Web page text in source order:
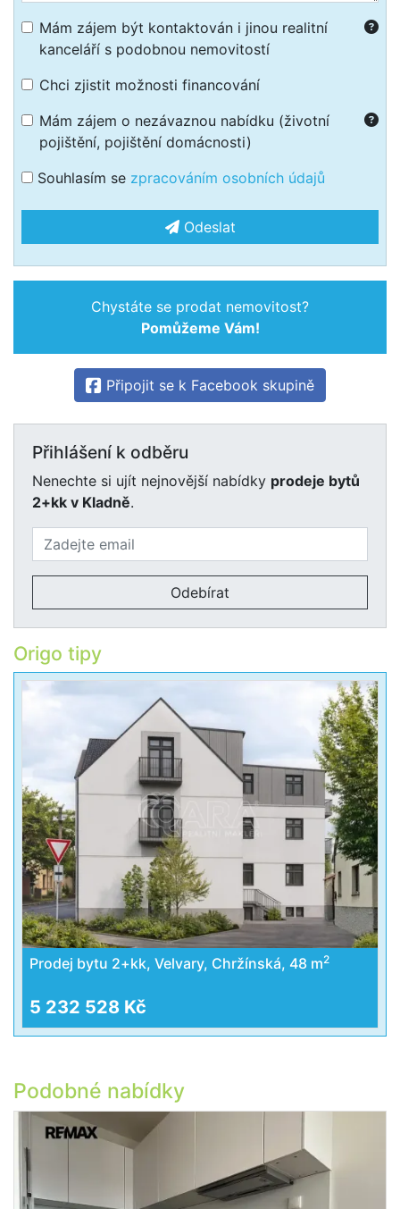
Mám zájem být kontaktován i jinou realitní
kanceláří s podobnou nemovitostí
Chci zjistit možnosti financování
Mám zájem o nezávaznou nabídku (životní
pojištění, pojištění domácnosti)
Souhlasím se zpracováním osobních údajů
Odeslat
Chystáte se prodat nemovitost?
Pomůžeme Vám!
Připojit se k Facebook skupině
Přihlášení k odběru
Nenechte si ujít nejnovější nabídky prodeje bytů
2+kk v Kladně.
Odebírat
Origo tipy
Prodej bytu 2+kk, Velvary, Chržínská, 48 m2
5 232 528 Kč
Podobné nabídky